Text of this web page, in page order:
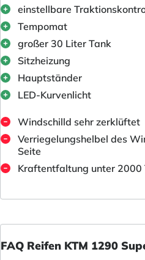
einstellbare
Tempomat
großer 30 Liter Tank
Sitzheizung
Hauptständer
LED-Kurvenlicht
Windschilld sehr zerklüftet
Verriegelungshelbel des
Seite
Kraftentfaltung unter 2000
FAQ Reifen KTM 1290